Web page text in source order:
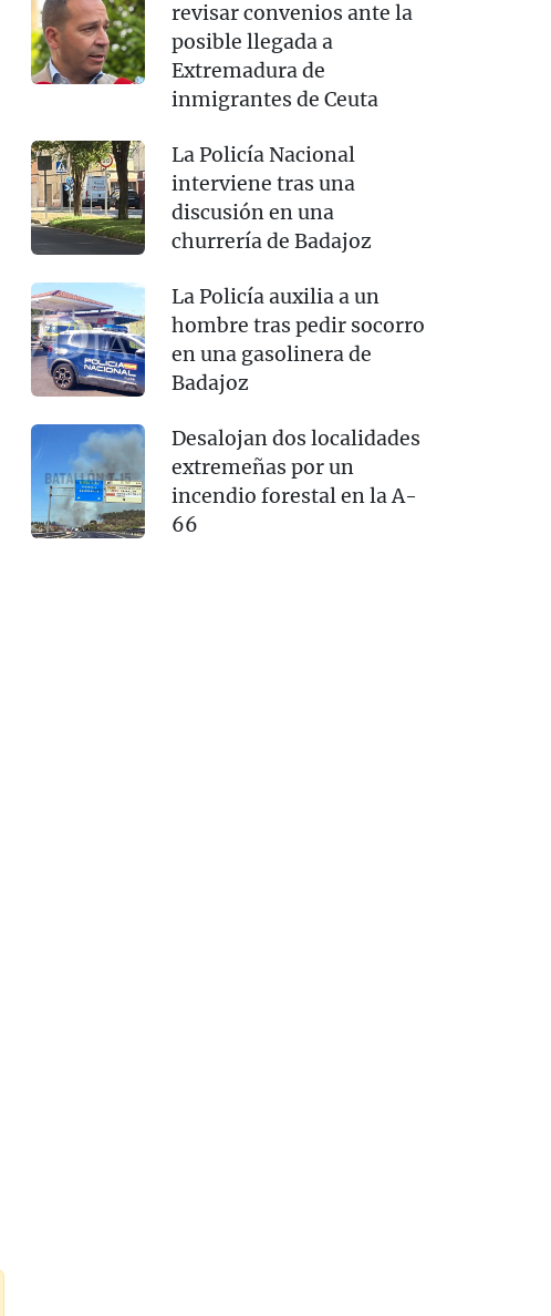
revisar convenios ante la
posible llegada a
Extremadura de
inmigrantes de Ceuta
La Policía Nacional
interviene tras una
discusión en una
churrería de Badajoz
La Policía auxilia a un
hombre tras pedir socorro
en una gasolinera de
Badajoz
Desalojan dos localidades
extremeñas por un
incendio forestal en la A-
66